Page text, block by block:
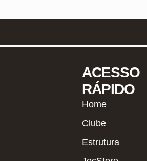
ACESSO
RÁPIDO
Home
Clube
Estrutura